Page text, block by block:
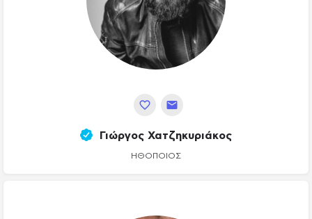
Γιώργος Χατζηκυριάκος
ΗΘΟΠΟΙΌΣ